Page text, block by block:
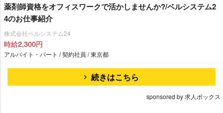
薬剤師資格をオフィスワークで活かしませんか?/ベルシステム2
4のお仕事紹介
株式会社ベルシステム24
時給2,300円
アルバイト・パート / 契約社員 / 東京都
続きはこちら
sponsored by 求人ボックス